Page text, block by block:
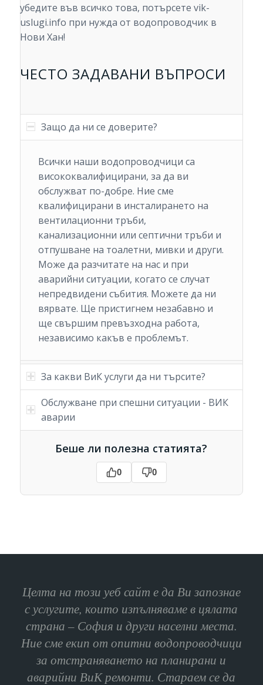
убедите във всичко това, потърсете vik-
uslugi.info при нужда от водопроводчик в
Нови Хан!
ЧЕСТО ЗАДАВАНИ ВЪПРОСИ
Защо да ни се доверите?
Всички наши водопроводчици са
висококвалифицирани, за да ви
обслужват по-добре. Ние сме
квалифицирани в инсталирането на
вентилационни тръби,
канализационни или септични тръби и
отпушване на тоалетни, мивки и други.
Може да разчитате на нас и при
аварийни ситуации, когато се случат
непредвидени събития. Можете да ни
вярвате. Ще пристигнем незабавно и
ще свършим превъзходна работа,
независимо какъв е проблемът.
За какви ВиК услуги да ни търсите?
Обслужване при спешни ситуации - ВИК
аварии
Беше ли полезна статията?
0 0
Целта на този уеб сайт е да Ви запознае
с услугите, които изпълняваме в цялата
страна – София и други населни места.
Ние сме екип от опитни водопроводчици
за отстраняването на планирани и
аварийни ВиК ремонти. Стараем се да